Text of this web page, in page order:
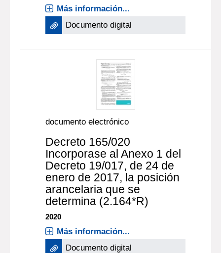
Más información...
Documento digital
documento electrónico
Decreto 165/020
Incorporase al Anexo 1 del
Decreto 19/017, de 24 de
enero de 2017, la posición
arancelaria que se
determina (2.164*R)
2020
Más información...
Documento digital